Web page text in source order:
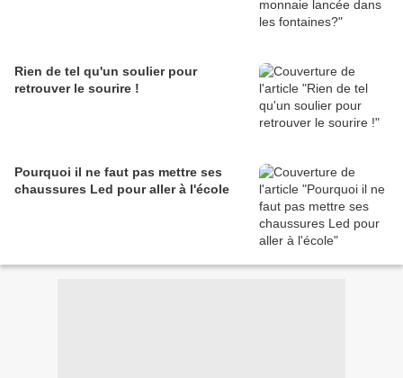
Rien de tel qu'un soulier pour
retrouver le sourire !
Pourquoi il ne faut pas mettre ses
chaussures Led pour aller à l'école